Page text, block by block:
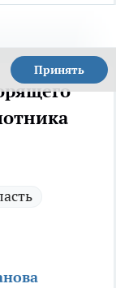
Принять